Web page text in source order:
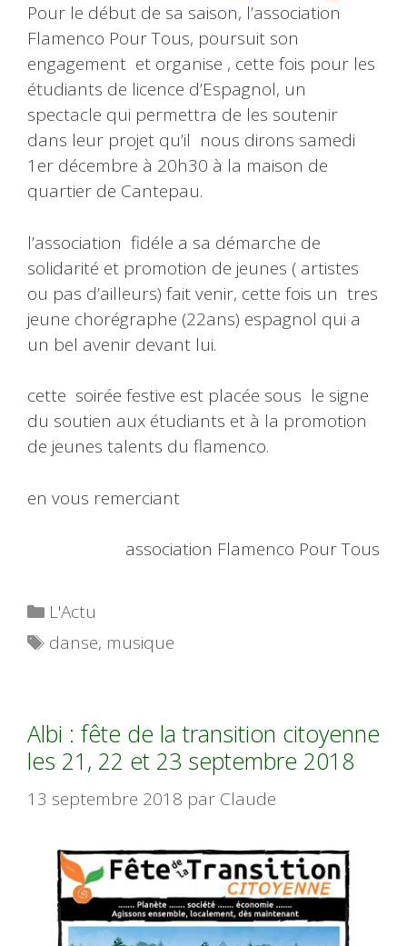
Pour le début de sa saison, l’association
Flamenco Pour Tous, poursuit son
engagement et organise , cette fois pour les
étudiants de licence d’Espagnol, un
spectacle qui permettra de les soutenir
dans leur projet qu’il nous dirons samedi
1er décembre à 20h30 à la maison de
quartier de Cantepau.
l’association fidéle a sa démarche de
solidarité et promotion de jeunes ( artistes
ou pas d’ailleurs) fait venir, cette fois un tres
jeune chorégraphe (22ans) espagnol qui a
un bel avenir devant lui.
cette soirée festive est placée sous le signe
du soutien aux étudiants et à la promotion
de jeunes talents du flamenco.
en vous remerciant
association Flamenco Pour Tous
Catégories
L'Actu
Étiquettes
danse, musique
Albi : fête de la transition citoyenne
les 21, 22 et 23 septembre 2018
13 septembre 2018 par Claude